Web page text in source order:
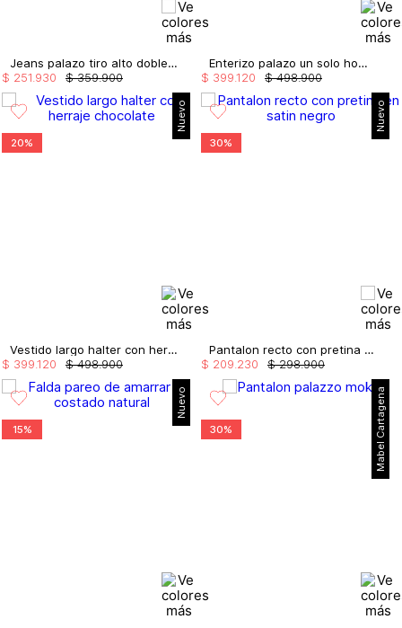
Jeans palazo tiro alto doble cordon
$ 359.900
$ 251.930
Enterizo palazo un solo hombro
$ 498.900
$ 399.120
Nuevo
20%
Vestido largo halter con herraje
$ 498.900
$ 399.120
Nuevo
30%
Pantalon recto con pretina en satin
$ 298.900
$ 209.230
Nuevo
15% Mabel Cartagena
30%